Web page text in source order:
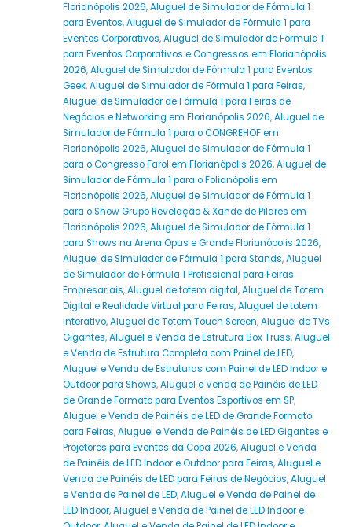
Florianópolis 2026,Aluguel de Simulador de Fórmula 1
para Eventos,Aluguel de Simulador de Fórmula 1 para
Eventos Corporativos,Aluguel de Simulador de Fórmula 1
para Eventos Corporativos e Congressos em Florianópolis
2026,Aluguel de Simulador de Fórmula 1 para Eventos
Geek,Aluguel de Simulador de Fórmula 1 para Feiras,
Aluguel de Simulador de Fórmula 1 para Feiras de
Negócios e Networking em Florianópolis 2026,Aluguel de
Simulador de Fórmula 1 para o CONGREHOF em
Florianópolis 2026,Aluguel de Simulador de Fórmula 1
para o Congresso Farol em Florianópolis 2026,Aluguel de
Simulador de Fórmula 1 para o Folianópolis em
Florianópolis 2026,Aluguel de Simulador de Fórmula 1
para o Show Grupo Revelação & Xande de Pilares em
Florianópolis 2026,Aluguel de Simulador de Fórmula 1
para Shows na Arena Opus e Grande Florianópolis 2026,
Aluguel de Simulador de Fórmula 1 para Stands,Aluguel
de Simulador de Fórmula 1 Profissional para Feiras
Empresariais,Aluguel de totem digital,Aluguel de Totem
Digital e Realidade Virtual para Feiras,Aluguel de totem
interativo,Aluguel de Totem Touch Screen,Aluguel de TVs
Gigantes,Aluguel e Venda de Estrutura Box Truss,Aluguel
e Venda de Estrutura Completa com Painel de LED,
Aluguel e Venda de Estruturas com Painel de LED Indoor e
Outdoor para Shows,Aluguel e Venda de Painéis de LED
de Grande Formato para Eventos Esportivos em SP,
Aluguel e Venda de Painéis de LED de Grande Formato
para Feiras,Aluguel e Venda de Painéis de LED Gigantes e
Projetores para Eventos da Copa 2026,Aluguel e Venda
de Painéis de LED Indoor e Outdoor para Feiras,Aluguel e
Venda de Painéis de LED para Feiras de Negócios,Aluguel
e Venda de Painel de LED,Aluguel e Venda de Painel de
LED Indoor,Aluguel e Venda de Painel de LED Indoor e